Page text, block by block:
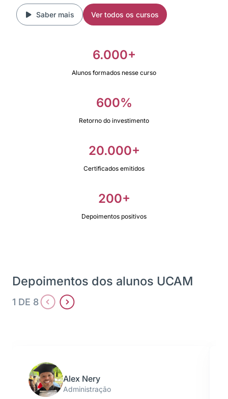
Saber mais Ver todos os cursos
6.000+
Alunos formados nesse curso
600%
Retorno do investimento
20.000+
Certificados emitidos
200+
Depoimentos positivos
Depoimentos dos alunos UCAM
1 DE 8
Alex Nery
Administração